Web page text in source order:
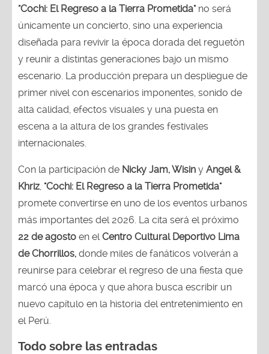
"Cochi: El Regreso a la Tierra Prometida" no será
únicamente un concierto, sino una experiencia
diseñada para revivir la época dorada del reguetón
y reunir a distintas generaciones bajo un mismo
escenario. La producción prepara un despliegue de
primer nivel con escenarios imponentes, sonido de
alta calidad, efectos visuales y una puesta en
escena a la altura de los grandes festivales
internacionales.
Con la participación de Nicky Jam, Wisin y Angel &
Khriz, "Cochi: El Regreso a la Tierra Prometida"
promete convertirse en uno de los eventos urbanos
más importantes del 2026. La cita será el próximo
22 de agosto en elCentro Cultural Deportivo Lima
de Chorrillos, donde miles de fanáticos volverán a
reunirse para celebrar el regreso de una fiesta que
marcó una época y que ahora busca escribir un
nuevo capítulo en la historia del entretenimiento en
el Perú.
Todo sobre las entradas